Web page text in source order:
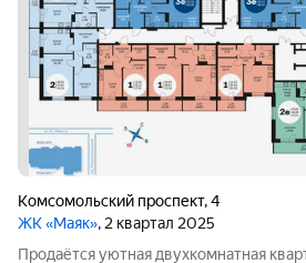
Комсомольский проспект,4
ЖК «Маяк», 2 квартал 2025
Продаётся уютная двухкомнатная